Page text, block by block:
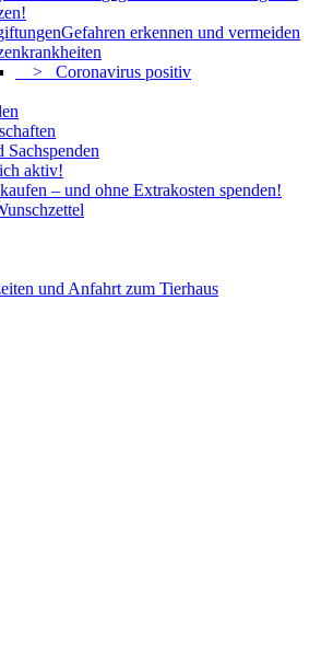
Gefahren erkennen und vermeiden
> Coronavirus positiv
Sachspenden
aktiv!
– und ohne Extrakosten spenden!
und Anfahrt zum Tierhaus